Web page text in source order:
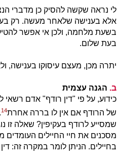
לי נראה שקשה להסיק כן מדברי
אלא בענישה שלאחר מעשה. רק
בשעת מלחמה, ולכן אי אפשר
בעת שלום.
יתרה מכן, מעצם עיסוקו בענישה,
ב. הגנה עצמית
כידוע, על פי "דין רודף" אדם רשאי
של הרודף אם אין לו בררה אחרת14
שמסייע לרודף בעקיפין? שאלה
מסכנים את חיי החיילים
בחיילים. הניתן לומר במקרה זה: